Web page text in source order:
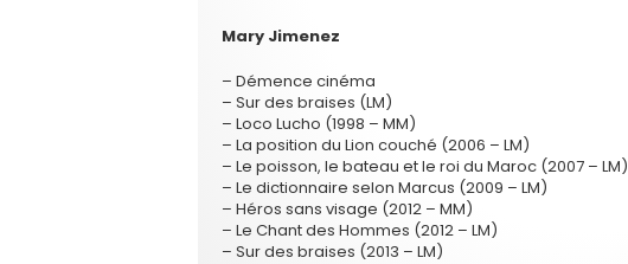
Mary Jimenez
– Démence cinéma
– Sur des braises (LM)
– Loco Lucho (1998 – MM)
– La position du Lion couché (2006 – LM)
– Le poisson, le bateau et le roi du Maroc (2007 – LM)
– Le dictionnaire selon Marcus (2009 – LM)
– Héros sans visage (2012 – MM)
– Le Chant des Hommes (2012 – LM)
– Sur des braises (2013 – LM)